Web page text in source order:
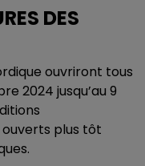
DES
ouvriront tous
2024 jusqu’au 9
plus tôt